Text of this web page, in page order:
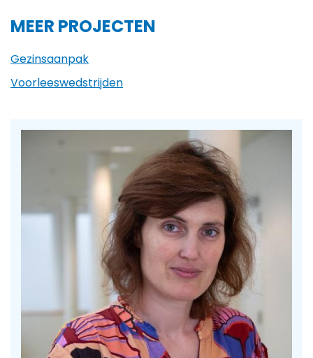
MEER PROJECTEN
Gezinsaanpak
Voorleeswedstrijden